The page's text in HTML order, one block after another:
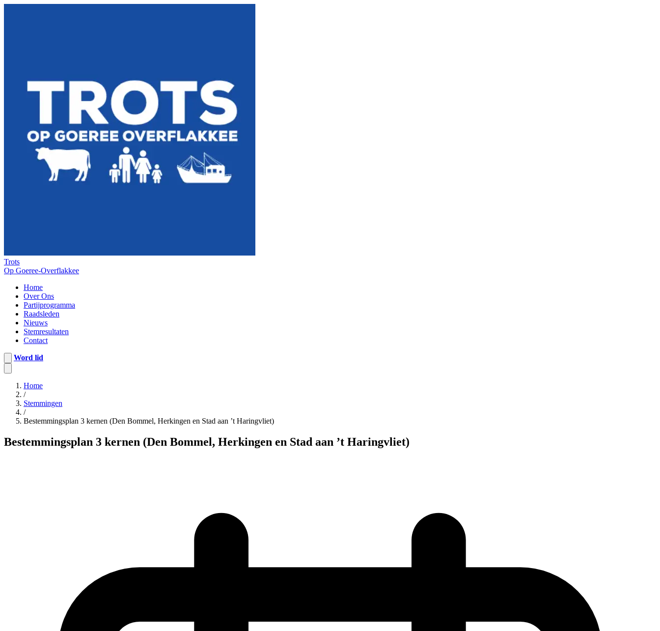
Trots
Op Goeree-Overflakkee
Home
Over Ons
Partijprogramma
Raadsleden
Nieuws
Stemresultaten
Contact
Word lid
Home
/
Stemmingen
/
Bestemmingsplan 3 kernen (Den Bommel, Herkingen en Stad aan ’t Haringvliet)
Bestemmingsplan 3 kernen (Den Bommel, Herkingen en Stad aan ’t Haringvliet)